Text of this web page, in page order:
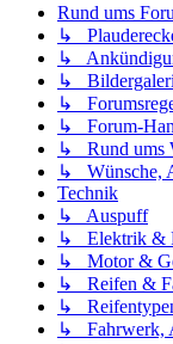
Rund ums
↳
↳
↳
↳
↳ Forum-
↳ Rund ums
↳ Wünsche,
Technik
↳ Auspuff
↳ Elektrik &
↳ Motor &
↳ Reifen &
↳
↳ Fahrwerk,